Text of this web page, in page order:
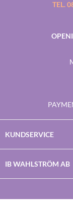
TEL.
KUNDSERVICE
IB WAHLSTRÖM AB